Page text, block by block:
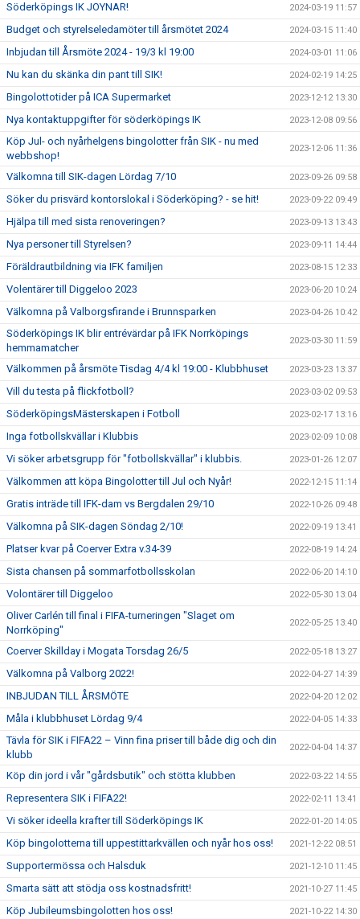
Söderköpings IK JOYNAR! 2024-03-19 11:57
Budget och styrelseledamöter till årsmötet 2024 2024-03-15 11:40
Inbjudan till Årsmöte 2024 - 19/3 kl 19:00 2024-03-01 11:06
Nu kan du skänka din pant till SIK! 2024-02-19 14:25
Bingolottotider på ICA Supermarket 2023-12-12 13:30
Nya kontaktuppgifter för söderköpings IK 2023-12-08 09:56
Köp Jul- och nyårhelgens bingolotter från SIK - nu med
webbshop!
2023-12-06 11:36
Välkomna till SIK-dagen Lördag 7/10 2023-09-26 09:58
Söker du prisvärd kontorslokal i Söderköping? - se hit! 2023-09-22 09:49
Hjälpa till med sista renoveringen? 2023-09-13 13:43
Nya personer till Styrelsen? 2023-09-11 14:44
Föräldrautbildning via IFK familjen 2023-08-15 12:33
Volentärer till Diggeloo 2023 2023-06-20 10:24
Välkomna på Valborgsfirande i Brunnsparken 2023-04-26 10:42
Söderköpings IK blir entrévärdar på IFK Norrköpings
hemmamatcher
2023-03-30 11:59
Välkommen på årsmöte Tisdag 4/4 kl 19:00 - Klubbhuset 2023-03-23 13:37
Vill du testa på flickfotboll? 2023-03-02 09:53
SöderköpingsMästerskapen i Fotboll 2023-02-17 13:16
Inga fotbollskvällar i Klubbis 2023-02-09 10:08
Vi söker arbetsgrupp för "fotbollskvällar" i klubbis. 2023-01-26 12:07
Välkommen att köpa Bingolotter till Jul och Nyår! 2022-12-15 11:14
Gratis inträde till IFK-dam vs Bergdalen 29/10 2022-10-26 09:48
Välkomna på SIK-dagen Söndag 2/10! 2022-09-19 13:41
Platser kvar på Coerver Extra v.34-39 2022-08-19 14:24
Sista chansen på sommarfotbollsskolan 2022-06-20 14:10
Volontärer till Diggeloo 2022-05-30 13:04
Oliver Carlén till final i FIFA-turneringen "Slaget om
Norrköping"
2022-05-25 13:40
Coerver Skillday i Mogata Torsdag 26/5 2022-05-18 13:27
Välkomna på Valborg 2022! 2022-04-27 14:39
INBJUDAN TILL ÅRSMÖTE 2022-04-20 12:02
Måla i klubbhuset Lördag 9/4 2022-04-05 14:33
Tävla för SIK i FIFA22 – Vinn fina priser till både dig och din
klubb
2022-04-04 14:37
Köp din jord i vår "gårdsbutik" och stötta klubben 2022-03-22 14:55
Representera SIK i FIFA22! 2022-02-11 13:41
Vi söker ideella krafter till Söderköpings IK 2022-01-20 14:05
Köp bingolotterna till uppestittarkvällen och nyår hos oss! 2021-12-22 08:51
Supportermössa och Halsduk 2021-12-10 11:45
Smarta sätt att stödja oss kostnadsfritt! 2021-10-27 11:45
Köp Jubileumsbingolotten hos oss! 2021-10-22 14:30